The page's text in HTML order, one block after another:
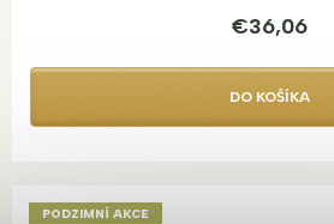
€36,06
DO KOŠÍKA
PODZIMNÍ AKCE